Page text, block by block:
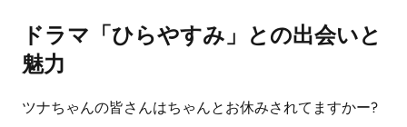
ドラマ「ひらやすみ」との出会いと
魅力
ツナちゃんの皆さんはちゃんとお休みされてますかー?